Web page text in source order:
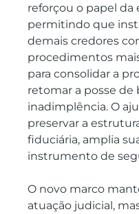
reforçou o papel da
permitindo que
demais credores
procedimentos
para consolidar a
retomar a posse de
inadimplência. O
preservar a
fiduciária, amplia
instrumento de
O novo marco
atuação judicial,